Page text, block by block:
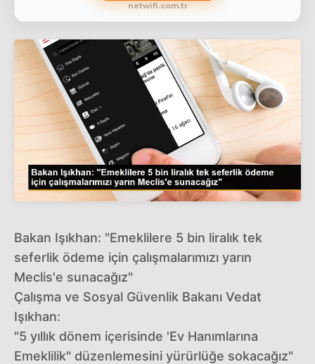
netwifi.com.tr
Bakan Işıkhan: "Emeklilere 5 bin liralık tek
seferlik ödeme için çalışmalarımızı yarın
Meclis'e sunacağız"
Çalışma ve Sosyal Güvenlik Bakanı Vedat
Işıkhan:
"5 yıllık dönem içerisinde 'Ev Hanımlarına
Emeklilik" düzenlemesini yürürlüğe sokacağız"